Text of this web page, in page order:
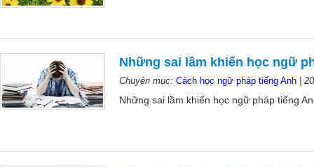
Những sai lầm khiến học ngữ
Chuyên mục: Cách học ngữ pháp tiếng Anh
Những sai lầm khiến học ngữ pháp tiếng